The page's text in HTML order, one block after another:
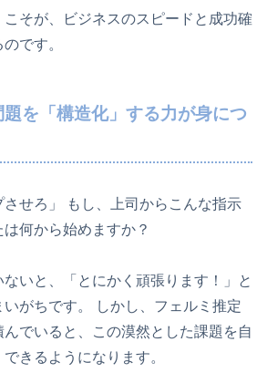
そが、ビジネスのスピードと成功確
です。
を「構造化」する力が身につ
させろ」 もし、上司からこんな指示
何から始めますか？
いと、「とにかく頑張ります！」と
がちです。 しかし、フェルミ推定
でいると、この漠然とした課題を自
きるようになります。